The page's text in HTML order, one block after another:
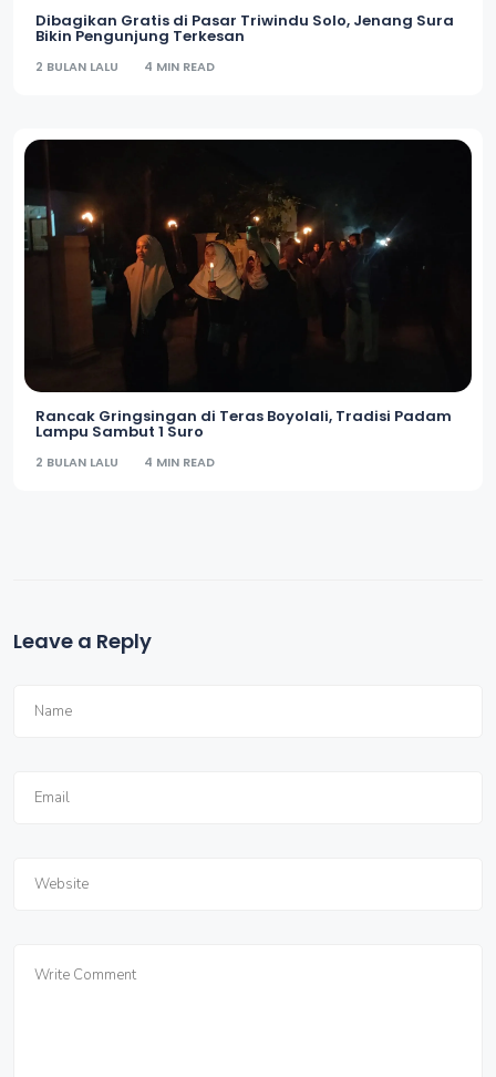
Dibagikan Gratis di Pasar Triwindu Solo, Jenang Sura
Bikin Pengunjung Terkesan
2 BULAN LALU 4 MIN READ
Rancak Gringsingan di Teras Boyolali, Tradisi Padam
Lampu Sambut 1 Suro
2 BULAN LALU 4 MIN READ
Leave a Reply